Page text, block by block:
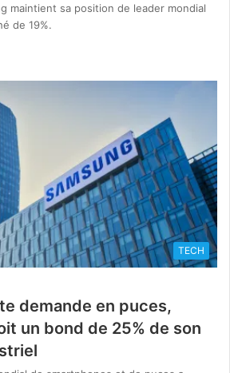
maintient sa position de leader mondial
de 19%.
TECH
demande en puces,
un bond de 25% de son